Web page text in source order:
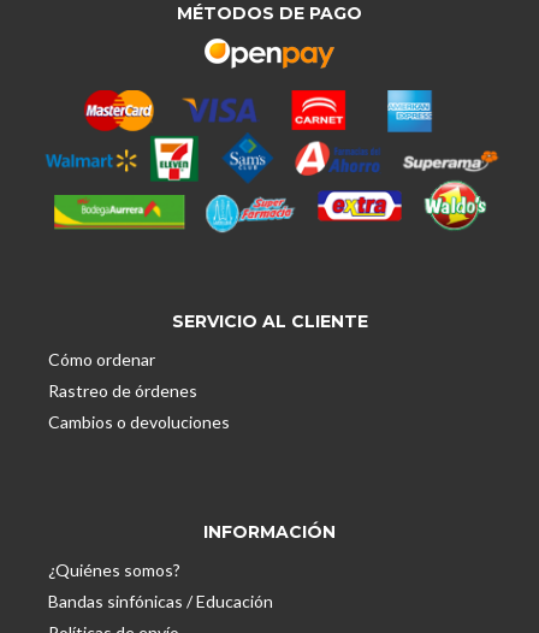
MÉTODOS DE PAGO
SERVICIO AL CLIENTE
Cómo ordenar
Rastreo de órdenes
Cambios o devoluciones
INFORMACIÓN
¿Quiénes somos?
Bandas sinfónicas / Educación